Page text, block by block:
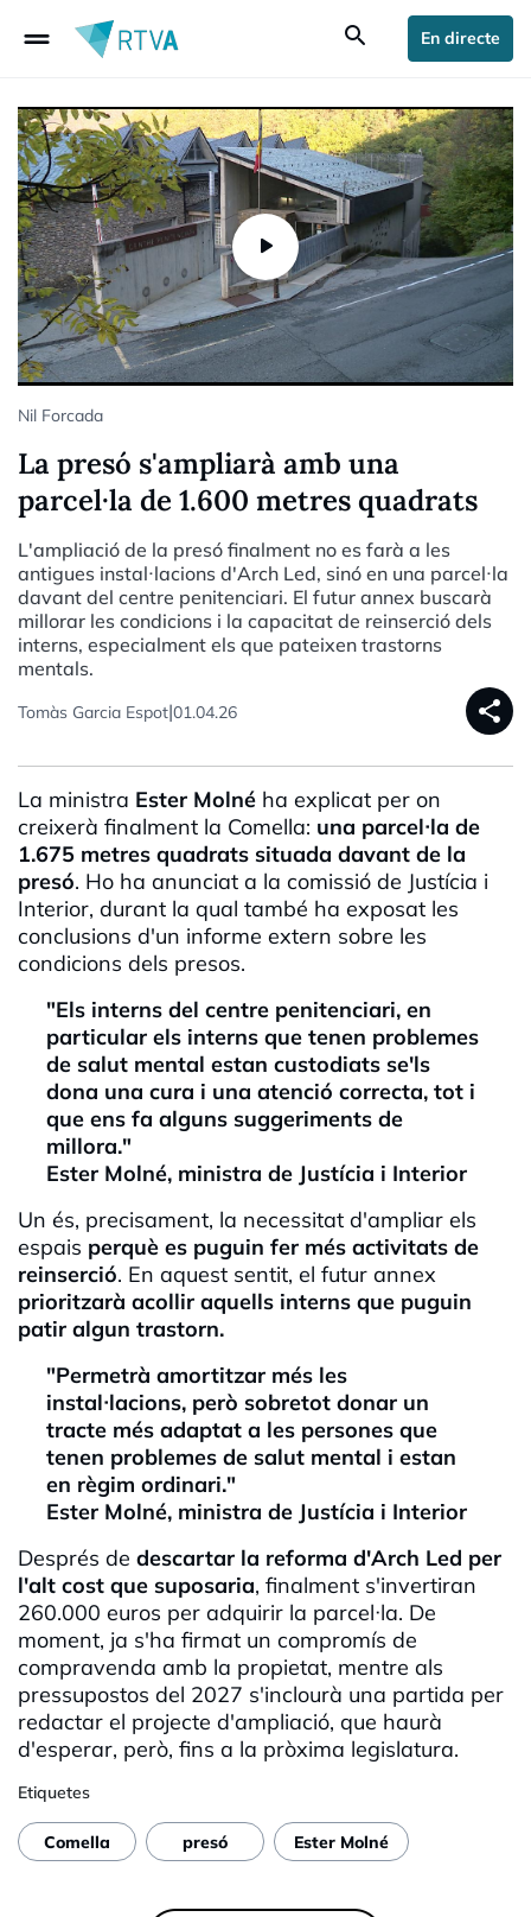
drag_handle search En directe
Nil Forcada
La presó s'ampliarà amb una
parcel·la de 1.600 metres quadrats
L'ampliació de la presó finalment no es farà a les
antigues instal·lacions d'Arch Led, sinó en una parcel·la
davant del centre penitenciari. El futur annex buscarà
millorar les condicions i la capacitat de reinserció dels
interns, especialment els que pateixen trastorns
mentals.
Tomàs Garcia Espot|01.04.26 share
La ministra Ester Molné ha explicat per on
creixerà finalment la Comella: una parcel·la de
1.675 metres quadrats situada davant de la
presó. Ho ha anunciat a la comissió de Justícia i
Interior, durant la qual també ha exposat les
conclusions d'un informe extern sobre les
condicions dels presos.
"Els interns del centre penitenciari, en
particular els interns que tenen problemes
de salut mental estan custodiats se'ls
dona una cura i una atenció correcta, tot i
que ens fa alguns suggeriments de
millora."
Ester Molné, ministra de Justícia i Interior
Un és, precisament, la necessitat d'ampliar els
espais perquè es puguin fer més activitats de
reinserció. En aquest sentit, el futur annex
prioritzarà acollir aquells interns que puguin
patir algun trastorn.
"Permetrà amortitzar més les
instal·lacions, però sobretot donar un
tracte més adaptat a les persones que
tenen problemes de salut mental i estan
en règim ordinari."
Ester Molné, ministra de Justícia i Interior
Després de descartar la reforma d'Arch Led per
l'alt cost que suposaria, finalment s'invertiran
260.000 euros per adquirir la parcel·la. De
moment, ja s'ha firmat un compromís de
compravenda amb la propietat, mentre als
pressupostos del 2027 s'inclourà una partida per
redactar el projecte d'ampliació, que haurà
d'esperar, però, fins a la pròxima legislatura.
Etiquetes
Comella presó Ester Molné